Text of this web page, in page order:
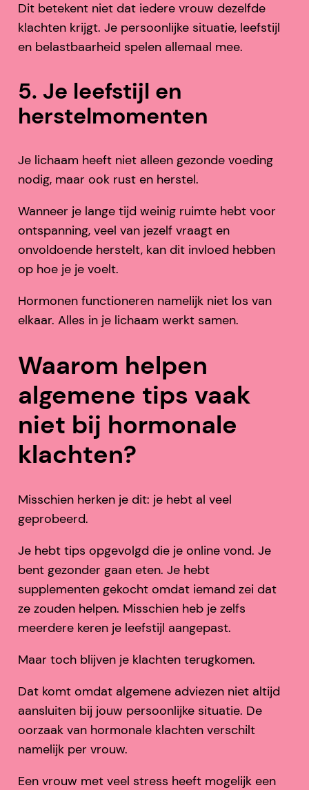
Dit betekent niet dat iedere vrouw dezelfde
klachten krijgt. Je persoonlijke situatie, leefstijl
en belastbaarheid spelen allemaal mee.
5. Je leefstijl en
herstelmomenten
Je lichaam heeft niet alleen gezonde voeding
nodig, maar ook rust en herstel.
Wanneer je lange tijd weinig ruimte hebt voor
ontspanning, veel van jezelf vraagt en
onvoldoende herstelt, kan dit invloed hebben
op hoe je je voelt.
Hormonen functioneren namelijk niet los van
elkaar. Alles in je lichaam werkt samen.
Waarom helpen
algemene tips vaak
niet bij hormonale
klachten?
Misschien herken je dit: je hebt al veel
geprobeerd.
Je hebt tips opgevolgd die je online vond. Je
bent gezonder gaan eten. Je hebt
supplementen gekocht omdat iemand zei dat
ze zouden helpen. Misschien heb je zelfs
meerdere keren je leefstijl aangepast.
Maar toch blijven je klachten terugkomen.
Dat komt omdat algemene adviezen niet altijd
aansluiten bij jouw persoonlijke situatie. De
oorzaak van hormonale klachten verschilt
namelijk per vrouw.
Een vrouw met veel stress heeft mogelijk een